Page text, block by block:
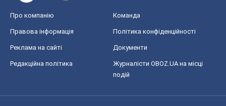
Про компанію Команда
Правова інформація Політика конфіденційності
Реклама на сайті Документи
Редакційна політика
Журналісти OBOZ.UA на місці
подій